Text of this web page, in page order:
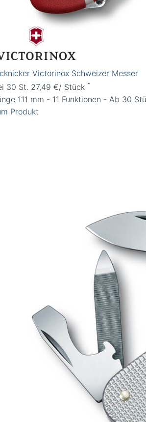
Victorinox Schweizer Messer
30 St. 27,49 €/ Stück *
111 mm - 11 Funktionen - Ab 30
Produkt